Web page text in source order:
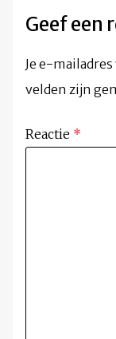
Geef een
Je e-
velden zijn
Reactie *